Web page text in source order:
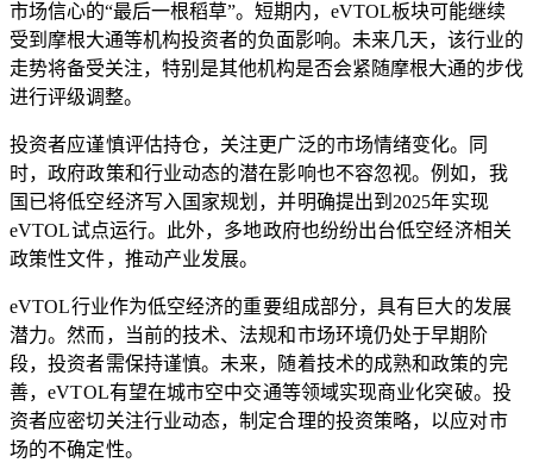
市场信心的“最后一根稻草”。短期内，eVTOL板块可能继续
受到摩根大通等机构投资者的负面影响。未来几天，该行业的
走势将备受关注，特别是其他机构是否会紧随摩根大通的步伐
进行评级调整。
投资者应谨慎评估持仓，关注更广泛的市场情绪变化。同
时，政府政策和行业动态的潜在影响也不容忽视。例如，我
国已将低空经济写入国家规划，并明确提出到2025年实现
eVTOL试点运行。此外，多地政府也纷纷出台低空经济相关
政策性文件，推动产业发展。
eVTOL行业作为低空经济的重要组成部分，具有巨大的发展
潜力。然而，当前的技术、法规和市场环境仍处于早期阶
段，投资者需保持谨慎。未来，随着技术的成熟和政策的完
善，eVTOL有望在城市空中交通等领域实现商业化突破。投
资者应密切关注行业动态，制定合理的投资策略，以应对市
场的不确定性。